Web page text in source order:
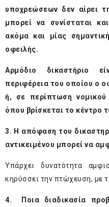
υποχρεώσεων δεν αίρει
μπορεί να συνίσταται
ακόμα και μίας
οφειλής.
Αρμόδιο δικαστήριο
περιφέρεια του οποίου ο
ή, σε περίπτωση
όπου βρίσκεται το κέντρο
3. Η απόφαση του
αντικειμένου μπορεί να
Υπάρχει δυνατότητα
κηρύσσει την πτώχευση, με
4. Ποια διαδικασία